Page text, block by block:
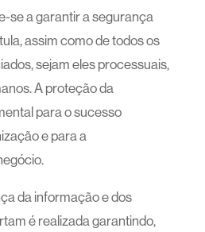
se a garantir a segurança
assim como de todos os
sejam eles processuais,
A proteção da
para o sucesso
e para a
da informação e dos
é realizada garantindo,